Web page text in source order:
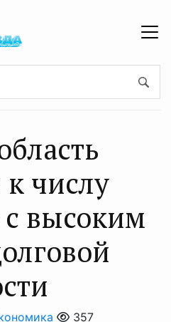
к числу
с высоким
357